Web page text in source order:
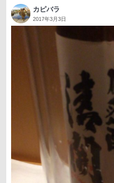
カピバラ
2017年3月3日